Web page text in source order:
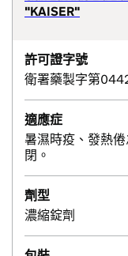
"KAISER"
許可證字號
衛署藥製字第
適應症
暑濕時疫、發熱
閉。
劑型
濃縮錠劑